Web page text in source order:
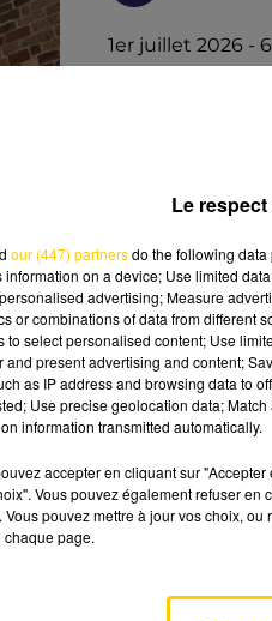
1er juillet 2026 -
Ecoutez sur
de Brioude et
journalistes sur
A Nos Actes
Manques
FREDERICKS
GOLDMAN
Le
our (447) partnersdo the following
information on a device; Use limited
advertising; Measure
or combinations of data from different
to select personalised content; Use
and present advertising and content;
as IP address and browsing data to
Use precise geolocation data;
information transmitted automatically.
accepter en cliquant sur
Vous pouvez également refuser
Vous pouvez mettre à jour vos choix,
chaque page.